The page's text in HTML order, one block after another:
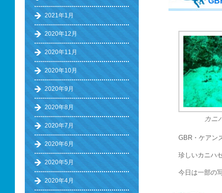
カニ
GBR・ケアン
珍しいカニハ
今日は一部の
2021年1月
2020年12月
2020年11月
2020年10月
2020年9月
2020年8月
2020年7月
2020年6月
2020年5月
2020年4月